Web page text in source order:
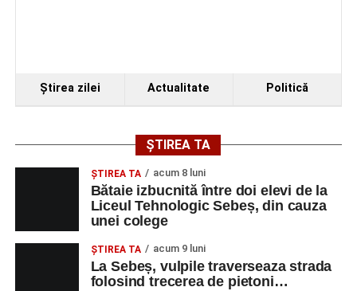
Primăria Sebeș a decis să reducă intensitatea
apelului la economii al Guvernului Bolojan
Duminică, 23 august 2026, Râpa Roșie găzduiește
cea de-a III-a ediție a concursului „CicloAventurier
de Sebeș”
Primul concert din cadrul String Symphonic Camp
2026 a adus emoție și aplauze la Sebeș
Ştirea zilei Actualitate Politică
ȘTIREA TA
ŞTIREA TA acum 8 luni
Bătaie izbucnită între doi elevi de la
Liceul Tehnologic Sebeș, din cauza
unei colege
ŞTIREA TA acum 9 luni
La Sebeș, vulpile traverseaza strada
folosind trecerea de pietoni…